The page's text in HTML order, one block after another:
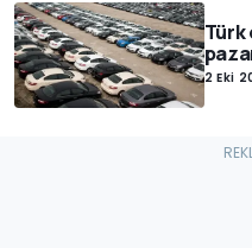
Türk
2 Eki